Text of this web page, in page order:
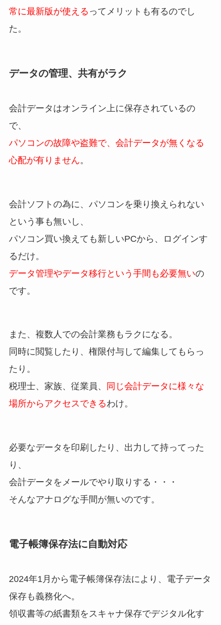
常に最新版が使える ってメリットも有るのでし
た。
データの管理、共有がラク
会計データはオンライン上に保存されているの
で、
パソコンの故障や盗難で、会計データが無くなる
心配が有りません。
会計ソフトの為に、パソコンを乗り換えられない
という事も無いし、
パソコン買い換えても新しいPCから、ログインす
るだけ。
データ管理やデータ移行という手間も必要無いの
です。
また、複数人での会計業務もラクになる。
同時に閲覧したり、権限付与して編集してもらっ
たり。
税理士、家族、従業員、
同じ会計データに様々な
場所からアクセスできるわけ。
必要なデータを印刷したり、出力して持ってった
り、
会計データをメールでやり取りする・・・
そんなアナログな手間が無いのです。
電子帳簿保存法に自動対応
2024年1月から電子帳簿保存法により、電子データ
保存も義務化へ。
領収書等の紙書類をスキャナ保存でデジタル化す